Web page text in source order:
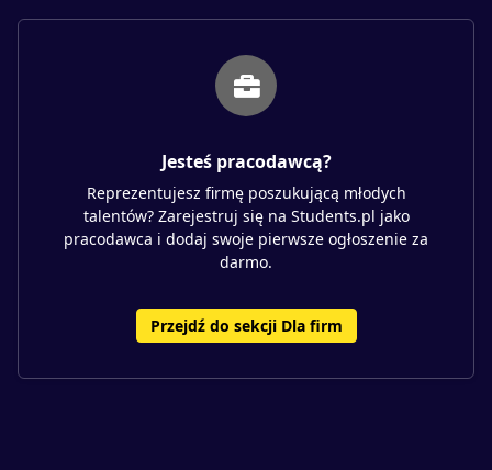
Jesteś pracodawcą?
Reprezentujesz firmę poszukującą młodych
talentów? Zarejestruj się na Students.pl jako
pracodawca i dodaj swoje pierwsze ogłoszenie za
darmo.
Przejdź do sekcji Dla firm